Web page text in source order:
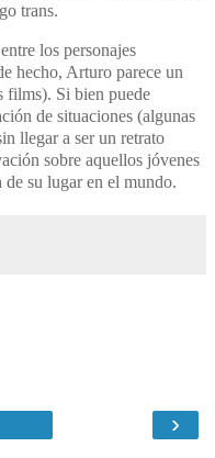
trans.
los personajes
hecho, Arturo parece un
films). Si bien puede
de situaciones (algunas
llegar a ser un retrato
sobre aquellos jóvenes
de su lugar en el mundo.
›